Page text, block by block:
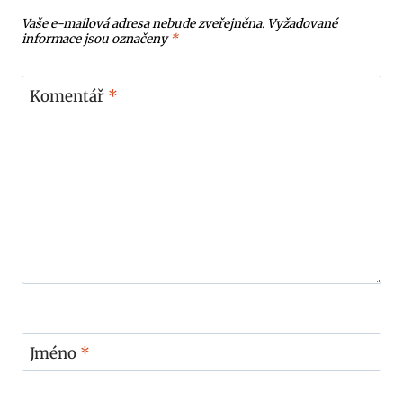
Vaše e-mailová adresa nebude zveřejněna. Vyžadované
informace jsou označeny*
Komentář *
Jméno *